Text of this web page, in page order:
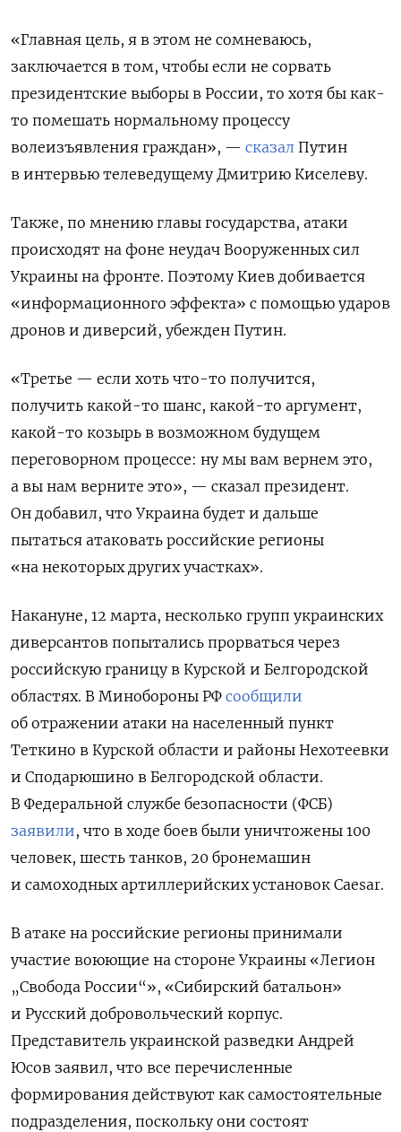
«Главная цель, я в этом не сомневаюсь,
заключается в том, чтобы если не сорвать
президентские выборы в России, то хотя бы как-
то помешать нормальному процессу
волеизъявления граждан», — сказал Путин
в интервью телеведущему Дмитрию Киселеву.
Также, по мнению главы государства, атаки
происходят на фоне неудач Вооруженных сил
Украины на фронте. Поэтому Киев добивается
«информационного эффекта» с помощью ударов
дронов и диверсий, убежден Путин.
«Третье — если хоть что-то получится,
получить какой-то шанс, какой-то аргумент,
какой-то козырь в возможном будущем
переговорном процессе: ну мы вам вернем это,
а вы нам верните это», — сказал президент.
Он добавил, что Украина будет и дальше
пытаться атаковать российские регионы
«на некоторых других участках».
Накануне, 12 марта, несколько групп украинских
диверсантов попытались прорваться через
российскую границу в Курской и Белгородской
областях. В Минобороны РФ сообщили
об отражении атаки на населенный пункт
Теткино в Курской области и районы Нехотеевки
и Сподарюшино в Белгородской области.
В Федеральной службе безопасности (ФСБ)
заявили, что в ходе боев были уничтожены 100
человек, шесть танков, 20 бронемашин
и самоходных артиллерийских установок Caesar.
В атаке на российские регионы принимали
участие воюющие на стороне Украины «Легион
„Свобода России“», «Сибирский батальон»
и Русский добровольческий корпус.
Представитель украинской разведки Андрей
Юсов заявил, что все перечисленные
формирования действуют как самостоятельные
подразделения, поскольку они состоят